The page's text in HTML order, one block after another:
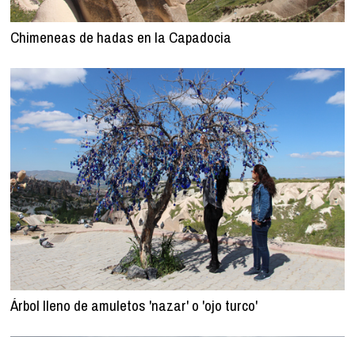
Chimeneas de hadas en la Capadocia
Árbol lleno de amuletos 'nazar' o 'ojo turco'